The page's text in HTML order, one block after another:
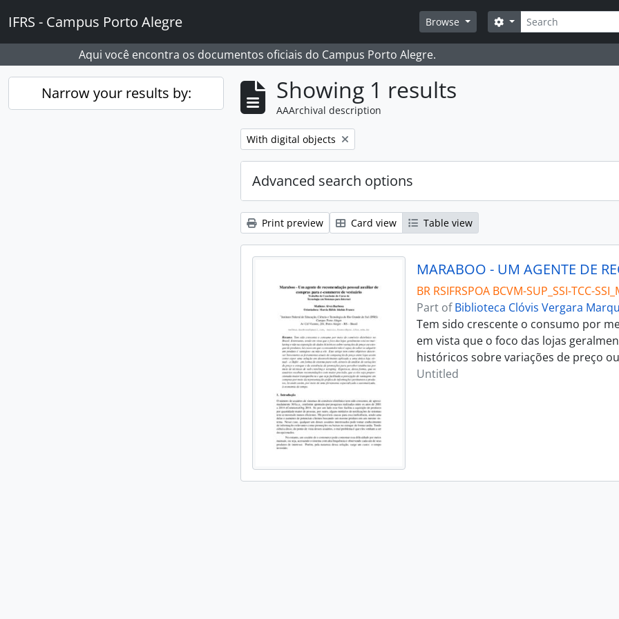
IFRS - Campus Porto Alegre Browse Search
Search options
Aqui você encontra os documentos oficiais do Campus Porto Alegre.
Narrow your results by: Showing 1 results
AAArchival description
Remove filter:
With digital objects
Advanced search options
Print preview Card view Table view
BR RSIFRSPOA BCVM-SUP_SSI-TCC-
Part ofBiblioteca Clóvis Vergara
Tem sido crescente o consumo por
em vista que o foco das lojas
históricos sobre variações de preço
Untitled